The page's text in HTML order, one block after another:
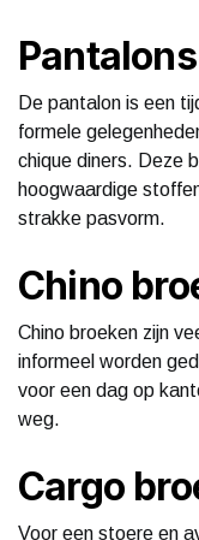
Pantalons
De pantalon is een
formele
chique diners. Deze
hoogwaardige
strakke pasvorm.
Chino
Chino broeken zijn
informeel worden
voor een dag op
weg.
Cargo
Voor een stoere en